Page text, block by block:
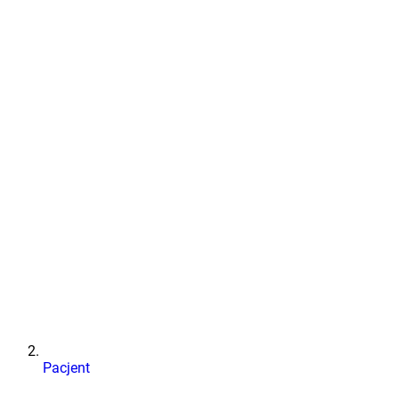
Pacjent